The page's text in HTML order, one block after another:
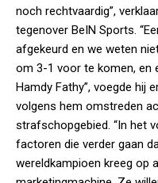
noch rechtvaardig”,
tegenover BeIN Sports.
afgekeurd en we weten
om 3-1 voor te komen, en
Hamdy Fathy”, voegde hij
volgens hem omstreden
strafschopgebied. “In het
factoren die verder gaan
wereldkampioen kreeg op